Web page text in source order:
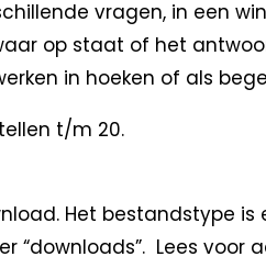
vragen, in een
op staat of het
in hoeken of als
t/m 20.
Het bestandstype
“downloads”. Lees voor